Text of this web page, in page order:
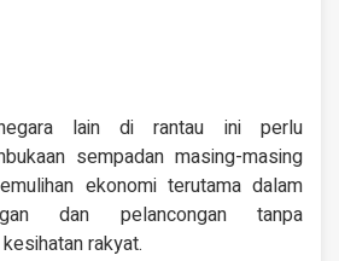
lain di rantau ini perlu
sempadan masing-masing
ekonomi terutama dalam
dan pelancongan tanpa
rakyat.